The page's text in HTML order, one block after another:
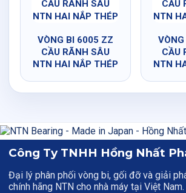
VÒNG BI 6005 ZZ
CẦU RÃNH SÂU
NTN HAI NẮP THÉP
CẦU
NTN
Công Ty TNHH Hồng Nhất
Đại lý phân phối vòng bi, gối đỡ và giải
chính hãng NTN cho nhà máy tại Việt Nam.